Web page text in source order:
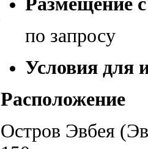
по запросу
Условия для
Расположение
Остров Эвбея